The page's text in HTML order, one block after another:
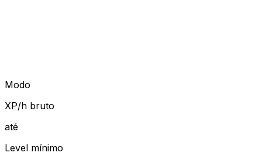
Modo
XP/h bruto
até
Level mínimo